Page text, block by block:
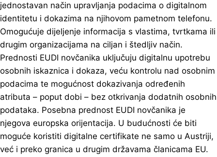
jednostavan način upravljanja podacima o digitalnom
identitetu i dokazima na njihovom pametnom telefonu.
Omogućuje dijeljenje informacija s vlastima, tvrtkama ili
drugim organizacijama na ciljan i štedljiv način.
Prednosti EUDI novčanika uključuju digitalnu upotrebu
osobnih iskaznica i dokaza, veću kontrolu nad osobnim
podacima te mogućnost dokazivanja određenih
atributa – poput dobi – bez otkrivanja dodatnih osobnih
podataka. Posebna prednost EUDI novčanika je
njegova europska orijentacija. U budućnosti će biti
moguće koristiti digitalne certifikate ne samo u Austriji,
već i preko granica u drugim državama članicama EU.